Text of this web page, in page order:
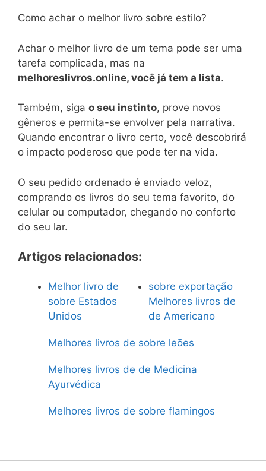
Como achar o melhor livro sobre estilo?
Achar o melhor livro de um tema pode ser uma
tarefa complicada, mas na
melhoreslivros.online, você já tem a lista.
Também, siga o seu instinto, prove novos
gêneros e permita-se envolver pela narrativa.
Quando encontrar o livro certo, você descobrirá
o impacto poderoso que pode ter na vida.
O seu pedido ordenado é enviado veloz,
comprando os livros do seu tema favorito, do
celular ou computador, chegando no conforto
do seu lar.
Artigos relacionados:
Melhor livro de
sobre Estados
Unidos
sobre exportação
Melhores livros de
de Americano
Melhores livros de sobre leões
Melhores livros de de Medicina
Ayurvédica
Melhores livros de sobre flamingos